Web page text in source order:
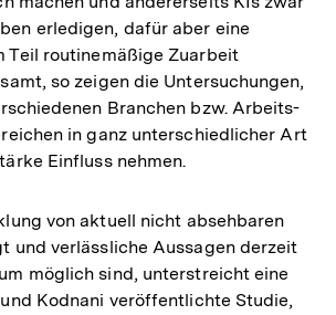
erledigen, dafür aber eine
Teil routinemäßige Zuarbeit
so zeigen die Untersuchungen,
Branchen bzw. Arbeits-
in ganz unterschiedlicher Art
Einfluss nehmen.
von aktuell nicht absehbaren
und verlässliche Aussagen derzeit
möglich sind, unterstreicht eine
Kodnani veröffentlichte Studie,